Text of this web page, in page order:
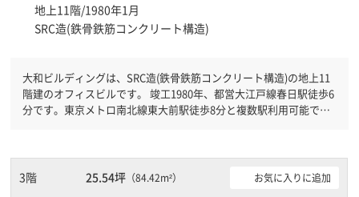
地上11階/1980年1月
SRC造(鉄骨鉄筋コンクリート構造)
大和ビルディングは、SRC造(鉄骨鉄筋コンクリート構造)の地上11
階建のオフィスビルです。 竣工1980年、都営大江戸線春日駅徒歩6
分です。東京メトロ南北線東大前駅徒歩8分と複数駅利用可能で
です。ＥＶが複数基ありますので、フロアまでの待ち時間があまり
かかりません。
3階 25.54坪（84.42m²） お気に入りに追加